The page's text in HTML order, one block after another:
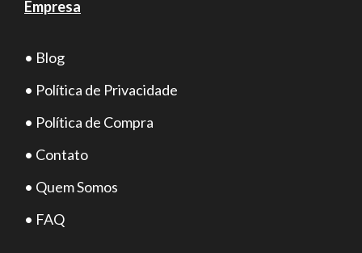
Empresa
• Blog
• Política de Privacidade
• Política de Compra
• Contato
• Quem Somos
• FAQ